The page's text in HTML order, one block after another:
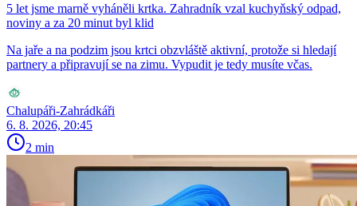
5 let jsme marně vyháněli krtka. Zahradník vzal kuchyňský odpad,
noviny a za 20 minut byl klid
Na jaře a na podzim jsou krtci obzvláště aktivní, protože si hledají
partnery a připravují se na zimu. Vypudit je tedy musíte včas.
Chalupáři-Zahrádkáři
6. 8. 2026, 20:45
2 min